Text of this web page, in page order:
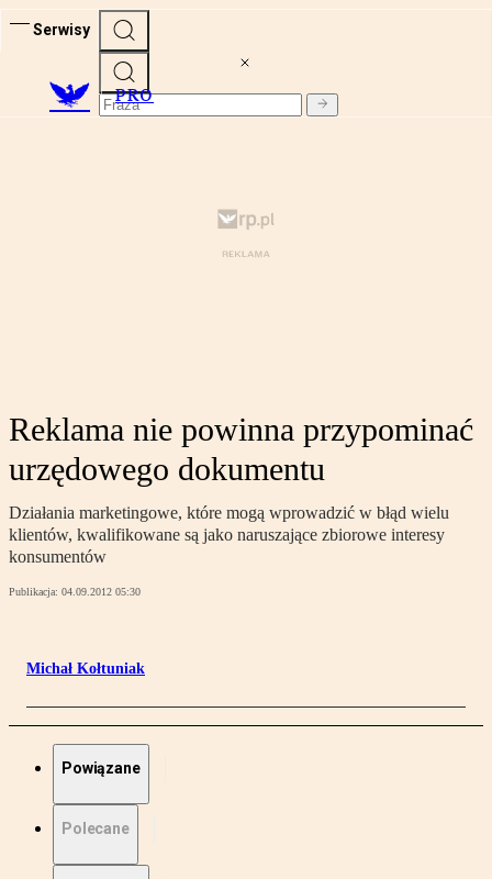
Serwisy
PRO
Reklama nie powinna przypominać
urzędowego dokumentu
Działania marketingowe, które mogą wprowadzić w błąd wielu
klientów, kwalifikowane są jako naruszające zbiorowe interesy
konsumentów
Publikacja: 04.09.2012 05:30
Michał Kołtuniak
Powiązane
Polecane